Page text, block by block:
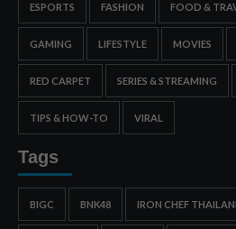
ESPORTS FASHION FOOD &
GAMING LIFESTYLE MOVIES
RED CARPET SERIES & STREAMING
TIPS & HOW-TO VIRAL
Tags
BIGC BNK48 IRON CHEF